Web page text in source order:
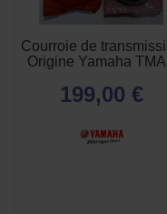
Courroie de
Origine Yamaha
199,00 €
APERÇU
RAPIDE